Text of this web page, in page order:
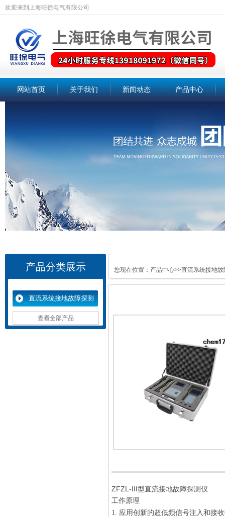
欢迎来到上海旺徐电气有限公司
网站首页 关于我们 新闻动态 产品中心
产品分类展示
直流系统接地故障探测
仪 查看全部产品
您现在位置： 产品中心>>直流系统接地故
ZFZL-III型直流接地故障探测仪
工作原理
1. 应用创新的超低频信号注入和接